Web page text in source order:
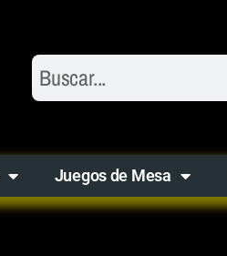
Juegos de Mesa